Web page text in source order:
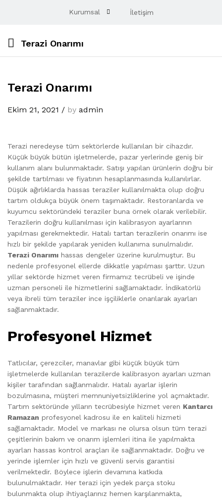
Kurumsal İletişim
Terazi Onarımı
Terazi Onarımı
Ekim 21, 2021 / by admin
Terazi neredeyse tüm sektörlerde kullanılan bir cihazdır.
Küçük büyük bütün işletmelerde, pazar yerlerinde geniş bir
kullanım alanı bulunmaktadır. Satışı yapılan ürünlerin doğru bir
şekilde tartılması ve fiyatının hesaplanmasında kullanılırlar.
Düşük ağırlıklarda hassas teraziler kullanılmakta olup doğru
tartım oldukça büyük önem taşımaktadır. Restoranlarda ve
kuyumcu sektöründeki teraziler buna örnek olarak verilebilir.
Terazilerin doğru kullanılması için kalibrasyon ayarlarının
yapılması gerekmektedir. Hatalı tartan terazilerin onarımı ise
hızlı bir şekilde yapılarak yeniden kullanıma sunulmalıdır.
Terazi Onarımı hassas dengeler üzerine kurulmuştur. Bu
nedenle profesyonel ellerde dikkatle yapılması şarttır. Uzun
yıllar sektörde hizmet veren firmamız tecrübeli ve işinde
uzman personeli ile hizmetlerini sağlamaktadır. İndikatörlü
veya ibreli tüm teraziler ince işçiliklerle onarılarak ayarları
sağlanmaktadır.
Profesyonel Hizmet
Tatlıcılar, çerezciler, manavlar gibi küçük büyük tüm
işletmelerde kullanılan terazilerde kalibrasyon ayarları uzman
kişiler tarafından sağlanmalıdır. Hatalı ayarlar işlerin
bozulmasına, müşteri memnuniyetsizliklerine yol açmaktadır.
Tartım sektöründe yılların tecrübesiyle hizmet veren Kantarcı
Ramazan profesyonel kadrosu ile en kaliteli hizmeti
sağlamaktadır. Model ve markası ne olursa olsun tüm terazi
çeşitlerinin bakım ve onarım işlemleri itina ile yapılmakta
ayarları hassas kontrol araçları ile sağlanmaktadır. Doğru ve
yerinde işlemler için hızlı ve güvenli servis garantisi
verilmektedir. Böylece işlerin devamına katkıda
bulunulmaktadır. Her terazi için yedek parça stoku
bulunmakta olup ihtiyaçlarınız hemen karşılanmakta,